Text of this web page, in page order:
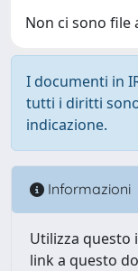
Non ci sono file
I documenti in
tutti i diritti
indicazione.
Informazioni
Utilizza questo
link a questo